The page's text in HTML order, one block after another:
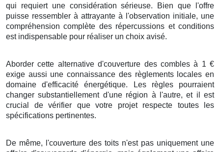
qui requiertune considération sérieuse. Bien que l'offre
puisse ressembler à attrayante à l'observation initiale, une
compréhension complète des répercussions etconditions
est indispensable pour réaliser un choix avisé.
Aborder cette alternatived'couverture des comblesà 1 €
exige aussi uneconnaissance des règlements locales en
domaine d'efficacité énergétique. Les règles
pourraient
changer substantiellementd'une région à l'autre, et il est
crucial
de vérifier que votre projetrespecte toutes les
spécifications pertinentes.
De même, l'couverture des toits n'est pas uniquementune